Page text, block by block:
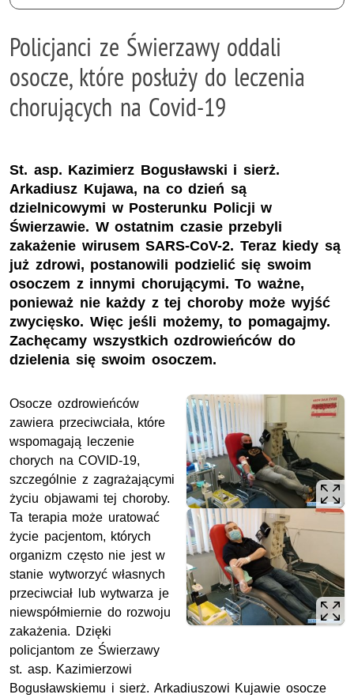
Policjanci ze Świerzawy oddali
osocze, które posłuży do leczenia
chorujących na Covid-19
St. asp. Kazimierz Bogusławski i sierż.
Arkadiusz Kujawa, na co dzień są
dzielnicowymi w Posterunku Policji w
Świerzawie. W ostatnim czasie przebyli
zakażenie wirusem SARS-CoV-2. Teraz kiedy są
już zdrowi, postanowili podzielić się swoim
osoczem z innymi chorującymi. To ważne,
ponieważ nie każdy z tej choroby może wyjść
zwycięsko. Więc jeśli możemy, to pomagajmy.
Zachęcamy wszystkich ozdrowieńców do
dzielenia się swoim osoczem.
Osocze ozdrowieńców
zawiera przeciwciała, które
wspomagają leczenie
chorych na COVID-19,
szczególnie z zagrażającymi
życiu objawami tej choroby.
Ta terapia może uratować
życie pacjentom, których
organizm często nie jest w
stanie wytworzyć własnych
przeciwciał lub wytwarza je
niewspółmiernie do rozwoju
zakażenia. Dzięki
policjantom ze Świerzawy
st. asp. Kazimierzowi
Bogusławskiemu i sierż. Arkadiuszowi Kujawie osocze